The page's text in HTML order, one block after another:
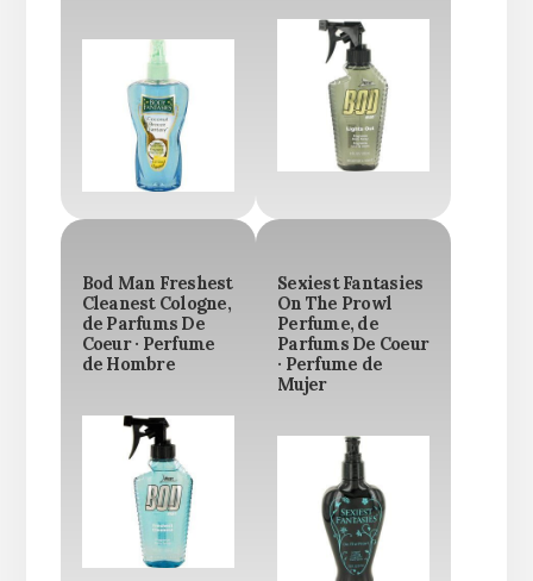
Bod Man Freshest
Cleanest Cologne,
de Parfums De
Coeur · Perfume
de Hombre
Sexiest Fantasies
On The Prowl
Perfume, de
Parfums De Coeur
· Perfume de
Mujer